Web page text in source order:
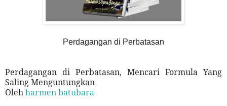
Perdagangan di Perbatasan
Perdagangan di Perbatasan, Mencari Formula Yang
Saling Menguntungkan
Olehharmen batubara